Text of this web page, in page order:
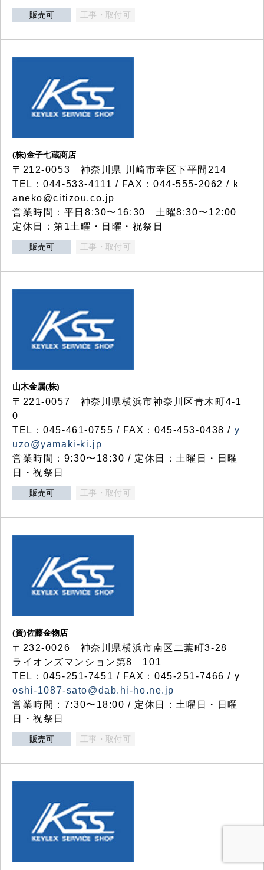
販売可 工事・取付可
(株)金子七蔵商店
〒212-0053 神奈川県 川崎市幸区下平間214
TEL：044-533-4111 / FAX：044-555-2062 / k
aneko@citizou.co.jp
営業時間：平日8:30〜16:30 土曜8:30〜12:00
定休日：第1土曜・日曜・祝祭日
販売可 工事・取付可
山木金属(株)
〒221-0057 神奈川県横浜市神奈川区青木町4-1
0
TEL：045-461-0755 / FAX：045-453-0438 / y
uzo@yamaki-ki.jp
営業時間：9:30〜18:30 / 定休日：土曜日・日曜
日・祝祭日
販売可 工事・取付可
(資)佐藤金物店
〒232-0026 神奈川県横浜市南区二葉町3-28
ライオンズマンション第8 101
TEL：045-251-7451 / FAX：045-251-7466 / y
oshi-1087-sato@dab.hi-ho.ne.jp
営業時間：7:30〜18:00 / 定休日：土曜日・日曜
日・祝祭日
販売可 工事・取付可